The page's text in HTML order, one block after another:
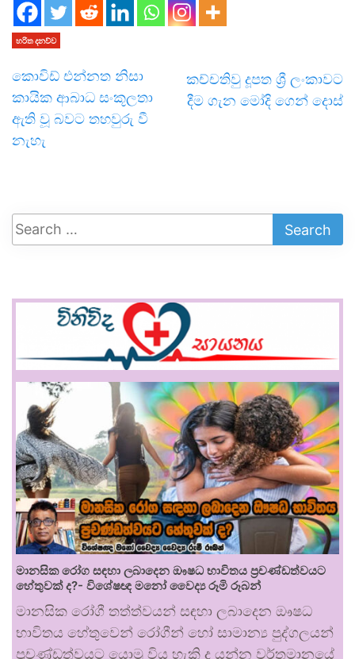
හරිත දනව්ව
කොවිඩ් එන්නත නිසා
කායික ආබාධ සංකූලතා
ඇති වූ බවට තහවුරු වී
නැහැ
කච්චතිවු දූපත ශ්‍රී ලංකාවට
දීම ගැන මෝදි ගෙන් දොස්
මානසික රෝග සඳහා ලබාදෙන ඖෂධ භාවිතය ප්‍රචණ්ඩත්වයට
හේතුවක් ද?- විශේෂඥ මනෝ වෛද්‍ය රූමි රූබන්
මානසික රෝගී තත්ත්වයන් සඳහා ලබාදෙන ඖෂධ
භාවිතය හේතුවෙන් රෝගීන් හෝ සාමාන්‍ය පුද්ගලයන්
ප්‍රචණ්ඩත්වයට යොමු විය හැකි ද යන්න වර්තමානයේ